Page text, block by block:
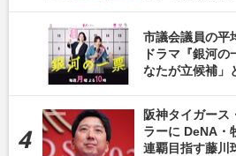
市議会議員の平
ドラマ『銀河
なたが立候補」
阪神タイガース
ラーに DeNA・
連覇目指す藤川